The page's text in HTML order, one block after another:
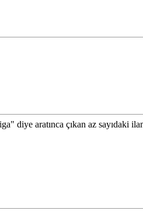
diye aratınca çıkan az sayıdaki